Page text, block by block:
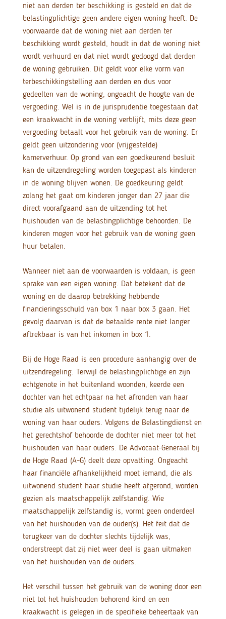
niet aan derden ter beschikking is gesteld en dat de
belastingplichtige geen andere eigen woning heeft. De
voorwaarde dat de woning niet aan derden ter
beschikking wordt gesteld, houdt in dat de woning niet
wordt verhuurd en dat niet wordt gedoogd dat derden
de woning gebruiken. Dit geldt voor elke vorm van
terbeschikkingstelling aan derden en dus voor
gedeelten van de woning, ongeacht de hoogte van de
vergoeding. Wel is in de jurisprudentie toegestaan dat
een kraakwacht in de woning verblijft, mits deze geen
vergoeding betaalt voor het gebruik van de woning. Er
geldt geen uitzondering voor (vrijgestelde)
kamerverhuur. Op grond van een goedkeurend besluit
kan de uitzendregeling worden toegepast als kinderen
in de woning blijven wonen. De goedkeuring geldt
zolang het gaat om kinderen jonger dan 27 jaar die
direct voorafgaand aan de uitzending tot het
huishouden van de belastingplichtige behoorden. De
kinderen mogen voor het gebruik van de woning geen
huur betalen.
Wanneer niet aan de voorwaarden is voldaan, is geen
sprake van een eigen woning. Dat betekent dat de
woning en de daarop betrekking hebbende
financieringsschuld van box 1 naar box 3 gaan. Het
gevolg daarvan is dat de betaalde rente niet langer
aftrekbaar is van het inkomen in box 1.
Bij de Hoge Raad is een procedure aanhangig over de
uitzendregeling. Terwijl de belastingplichtige en zijn
echtgenote in het buitenland woonden, keerde een
dochter van het echtpaar na het afronden van haar
studie als uitwonend student tijdelijk terug naar de
woning van haar ouders. Volgens de Belastingdienst en
het gerechtshof behoorde de dochter niet meer tot het
huishouden van haar ouders. De Advocaat-Generaal bij
de Hoge Raad (A-G) deelt deze opvatting. Ongeacht
haar financiële afhankelijkheid moet iemand, die als
uitwonend student haar studie heeft afgerond, worden
gezien als maatschappelijk zelfstandig. Wie
maatschappelijk zelfstandig is, vormt geen onderdeel
van het huishouden van de ouder(s). Het feit dat de
terugkeer van de dochter slechts tijdelijk was,
onderstreept dat zij niet weer deel is gaan uitmaken
van het huishouden van de ouders.
Het verschil tussen het gebruik van de woning door een
niet tot het huishouden behorend kind en een
kraakwacht is gelegen in de specifieke beheertaak van